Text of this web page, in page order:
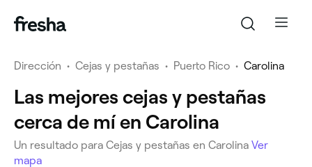
Dirección • Cejas y pestañas • Puerto Rico • Carolina
Las mejores cejas y pestañas
cerca de mí en Carolina
Un resultado para Cejas y pestañas en Carolina Ver
mapa